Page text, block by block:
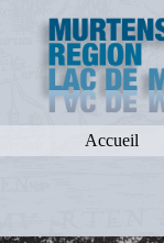
Accueil